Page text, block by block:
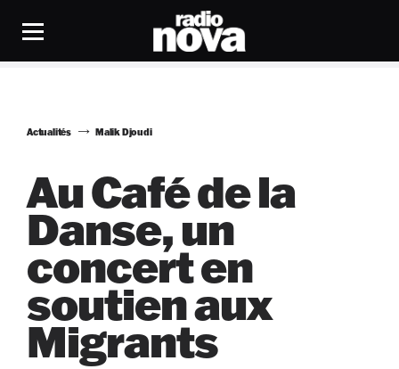
Actualités Malik Djoudi
Au Café de la
Danse, un
concert en
soutien aux
Migrants